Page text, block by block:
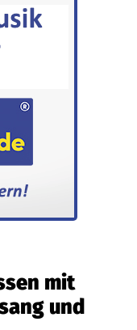
mit
und